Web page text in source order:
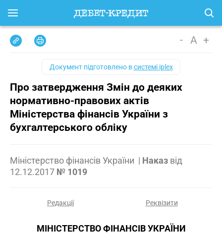
- A +
Документ підготовлено всистемі iplex
Про затвердження Змін до деяких
нормативно-правових актів
Міністерства фінансів України з
бухгалтерського обліку
Міністерство фінансів України | Наказ від
12.12.2017 № 1019
Редакції Реквізити
МІНІСТЕРСТВО ФІНАНСІВ УКРАЇНИ